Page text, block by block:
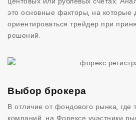
это основные факторы, на которые
ориентироваться трейдер при
решений.
Выбор брокера
В отличие от фондового рынка, где
компаний, на Форексе участники